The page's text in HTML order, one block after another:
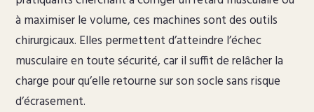
à maximiser le volume, ces machines sont des outils
chirurgicaux. Elles permettent d’atteindre l’échec
musculaire en toute sécurité, car il suffit de relâcher la
charge pour qu’elle retourne sur son socle sans risque
d’écrasement.